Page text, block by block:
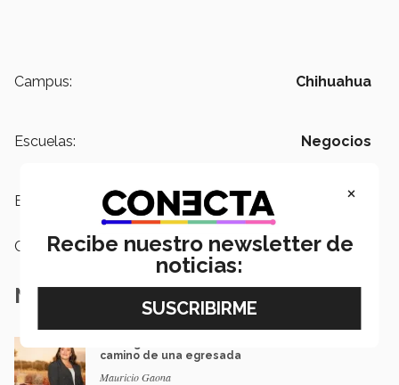
Campus: Chihuahua
Escuelas: Negocios
Etiquetas: Campus Chihuahua
Categoría: Emprendedores
Notas Relacionadas
camino de una egresada
Mauricio Gaona
×
Recibe nuestro newsletter de
noticias: